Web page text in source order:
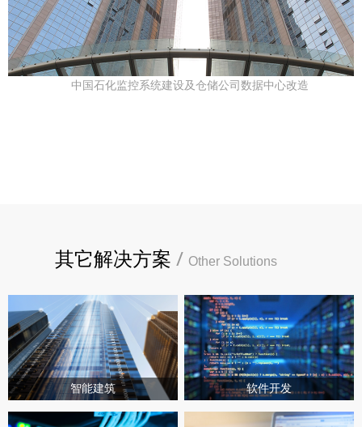
中国石化监控系统建设及仓储公司数据中心改造
其它解决方案 / Other Solutions
智能建筑 软件开发